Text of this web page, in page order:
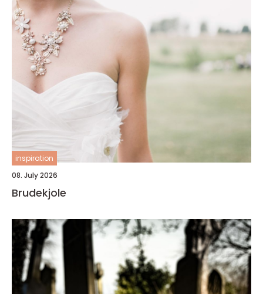
inspiration
08. July 2026
Brudekjole